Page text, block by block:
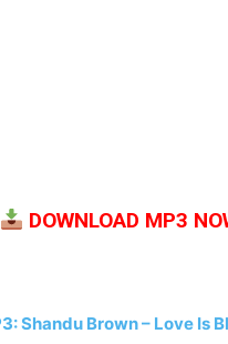
DOWNLOAD MP3
Shandu Brown – Love Is